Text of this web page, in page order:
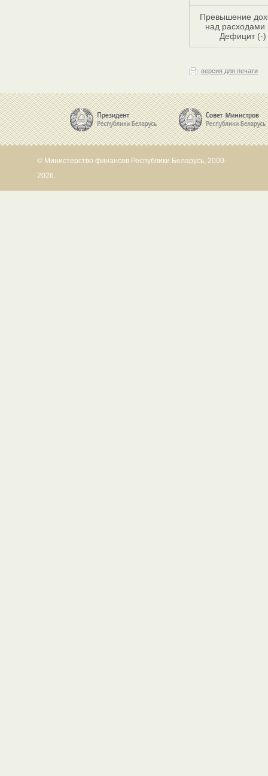
Превышение
над расходами
Дефицит (-)
версия для печати
© Министерство финансов Республики Беларусь, 2000-
2026.